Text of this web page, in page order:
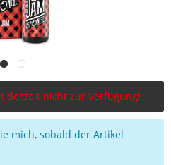
derzeit nicht zur Verfügung!
mich, sobald der Artikel